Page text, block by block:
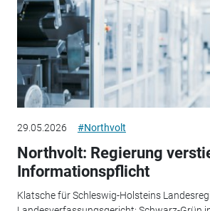
29.05.2026 #Northvolt
Northvolt: Regierung
Informationspflicht
Klatsche für Schleswig-Holsteins